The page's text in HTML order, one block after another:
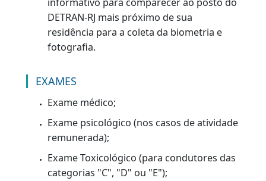
prontuário, antes deste serviço.
Caso o documento de identificação do
requerente não possua
município e o estado de nascimento
apresente CNH de modelo antigo como
apresentado documento complementar
(certidão de nascimento ou casamento)
para verificação do local de nascimento."